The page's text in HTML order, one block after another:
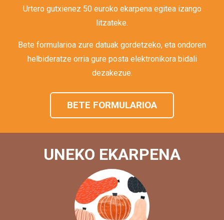
Urtero gutxienez 50 euroko ekarpena egitea izango
litzateke.
Bete formularioa zure datuak gordetzeko, eta ondoren
helbideratze orria gure posta elektronikora bidali
dezakezue.
BETE FORMULARIOA
UNEKO EKARPENA